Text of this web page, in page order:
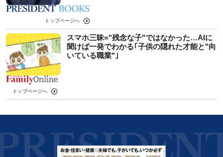
トップページへ
スマホ三昧="残念な子"ではなかった…AIに
聞けば一発でわかる｢子供の隠れた才能と"向
いている職業"｣
トップページへ